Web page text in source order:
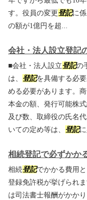
す。役員の変更登記に
の額が1億円を超...
会社・法人設立登記
■会社・法人設立登記の
は、 登記を具備する必
める必要があります。
本金の額、発行可能株
及び数、取締役の氏名
いての定め等は、 登記に
相続登記で必ずかか
相続登記でかかる費用
登録免許税が挙げられ
は司法書士報酬がかか